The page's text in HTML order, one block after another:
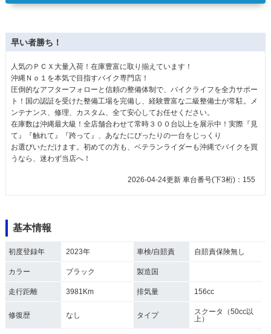
早い者勝ち！
人気のＰＣＸ大量入荷！在庫豊富に取り揃えています！
沖縄Ｎｏ１を本気で目指すバイク専門店！
圧倒的なアフターフォローと信頼の整備体制で、バイクライフを全力サポー
ト！国の認証を受けた整備工場を完備し、経験豊富な二級整備士が常駐。メ
ンテナンス、修理、カスタム、全て安心してお任せください。
在庫数は沖縄最大級！全店舗合わせて常時３００台以上を展示中！実際『見
て』『触れて』『跨って』、あなたにぴったりの一台をじっくり
お選びいただけます。初めての方も、ベテランライダーも沖縄でバイクを買
うなら、迷わず当店へ！
2026-04-24更新 車台番号(下3桁)：155
基本情報
初度登録年 2023年 車検/自賠責 自賠責保険無し
カラー ブラック 製造国
走行距離 3981Km 排気量 156cc
修復歴 なし タイプ
スクータ（50cc以
上）